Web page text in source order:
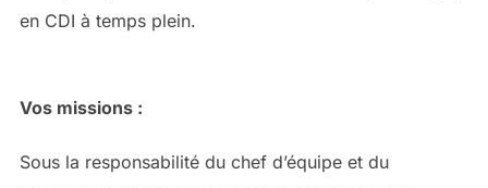
en CDI à temps plein.
Vos missions :
Sous la responsabilité du chef d’équipe et du